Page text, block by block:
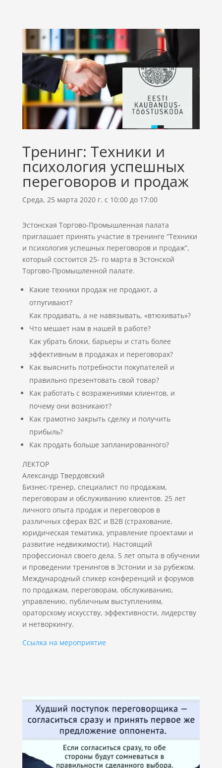
Тренинг: Техники и
психология успешных
переговоров и продаж
Среда, 25 марта 2020 г. с 10:00 до 17:00
Эстонская Торгово-Промышленная палата
приглашает принять участие в тренинге “Техники
и психология успешных переговоров и продаж”,
который состоится 25- го марта в Эстонской
Торгово-Промышленной палате.
Какие техники продаж не продают, а
отпугивают?
Как продавать, а не навязывать, «втюхивать»?
Что мешает нам в нашей в работе?
Как убрать блоки, барьеры и стать более
эффективным в продажах и переговорах?
Как выяснить потребности покупателей и
правильно презентовать свой товар?
Как работать с возражениями клиентов, и
почему они возникают?
Как грамотно закрыть сделку и получить
прибыль?
Как продать больше запланированного?
ЛЕКТОР
Александр Твердовский
Бизнес-тренер, специалист по продажам,
переговорам и обслуживанию клиентов. 25 лет
личного опыта продаж и переговоров в
различных сферах B2C и B2B (страхование,
юридическая тематика, управление проектами и
развитие недвижимости). Настоящий
профессионал своего дела. 5 лет опыта в обучении
и проведении тренингов в Эстонии и за рубежом.
Международный спикер конференций и форумов
по продажам, переговорам, обслуживанию,
управлению, публичным выступлениям,
ораторскому искусству, эффективности, лидерству
и нетворкингу.
Ссылка на мероприятие